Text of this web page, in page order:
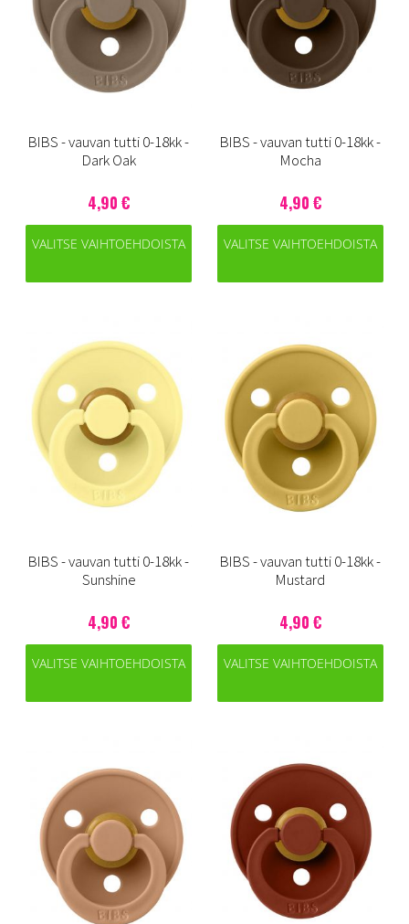
BIBS - vauvan tutti 0-18kk -
Dark Oak
4,90 €
VALITSE VAIHTOEHDOISTA
BIBS - vauvan tutti 0-18kk -
Mocha
4,90 €
VALITSE VAIHTOEHDOISTA
BIBS - vauvan tutti 0-18kk -
Sunshine
4,90 €
VALITSE VAIHTOEHDOISTA
BIBS - vauvan tutti 0-18kk -
Mustard
4,90 €
VALITSE VAIHTOEHDOISTA